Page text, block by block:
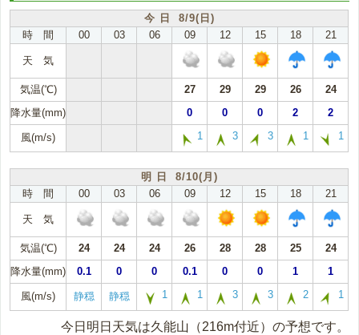
今 日 8/9(日)
時 間
00 03 06 09 12 15 18 21
天 気
気温(℃) 27 29 29 26
24
降水量(mm)
0 0 0 2 2
風(m/s) 1 3 3 1 1
明 日 8/10(月)
時 間
00 03 06 09 12 15 18 21
天 気
気温(℃) 24 24 24 26 28 28 25
24
降水量(mm)
0.1 0 0 0.1 0 0 1 1
風(m/s) 静穏 静穏 1 1 3 3 2 1
今日明日天気は久能山（216m付近）の予想です。